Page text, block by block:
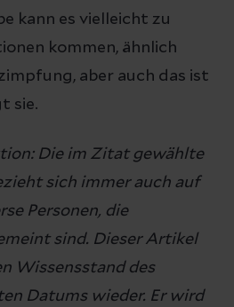
kann es vielleicht zu
kommen, ähnlich
aber auch das ist
sie.
Die im Zitat gewählte
sich immer auch auf
Personen, die
sind. Dieser Artikel
Wissensstand des
Datums wieder. Er wird